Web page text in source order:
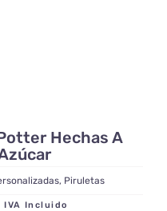
Hechas A
, Piruletas
Rango
IVA Incluido